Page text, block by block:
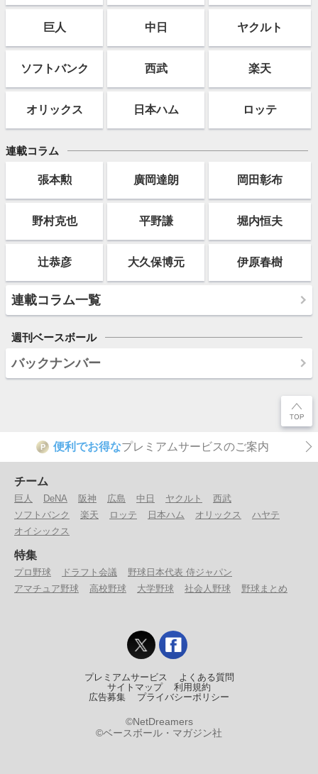
巨人 中日 ヤクルト
ソフトバンク 西武 楽天
オリックス 日本ハム ロッテ
連載コラム
張本勲 廣岡達朗 岡田彰布
野村克也 平野謙 堀内恒夫
辻恭彦 大久保博元 伊原春樹
連載コラム一覧
週刊ベースボール
バックナンバー
P 便利でお得なプレミアムサービスのご案内
チーム
巨人 DeNA 阪神 広島 中日 ヤクルト
西武
ソフトバンク
楽天 ロッテ 日本ハム オリックス
ハヤテ
オイシックス
特集
プロ野球 ドラフト会議
野球日本代表 侍ジャパン
アマチュア野球
高校野球 大学野球 社会人野球 野球まとめ
プレミアムサービス
よくある質問
サイトマップ
利用規約
広告募集
プライバシーポリシー
©NetDreamers
©ベースボール・マガジン社